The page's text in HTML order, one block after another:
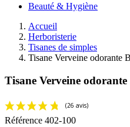
Beauté & Hygiène
Accueil
Herboristerie
Tisanes de simples
Tisane Verveine odorante
Tisane Verveine
Référence 402-100